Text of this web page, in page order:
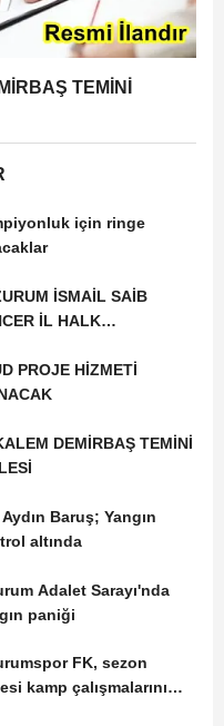
TEMİNİ
için ringe
İSMAİL SAİB
İL HALK
PROJE HİZMETİ
DEMİRBAŞ TEMİNİ
Baruş; Yangın
altında
Adalet Sarayı'nda
paniği
FK, sezon
kamp çalışmalarını